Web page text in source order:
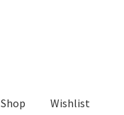
Shop Wishlist